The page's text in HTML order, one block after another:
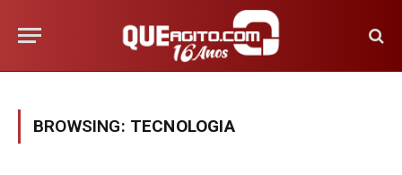
BROWSING: TECNOLOGIA